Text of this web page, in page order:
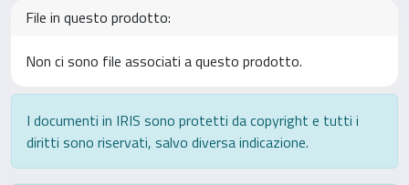
File in questo prodotto:
Non ci sono file associati a questo prodotto.
I documenti in IRIS sono protetti da copyright e tutti i
diritti sono riservati, salvo diversa indicazione.